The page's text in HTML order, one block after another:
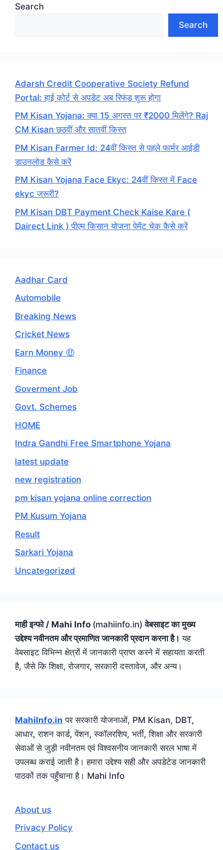
Search
Search
Adarsh Credit Cooperative Society Refund
Portal: हाई कोर्ट से अपडेट अब रिफंड शुरू होगा
PM Kisan Yojana: क्या 15 अगस्त पर ₹2000 मिलेंगे? Raj
CM Kisan छठवीं और सातवीं किस्त
PM Kisan Farmer Id: 24वीं किस्त से पहले फार्मर आईडी
डाउनलोड कैसे करें
PM Kisan Yojana Face Ekyc: 24वीं किस्त में Face
ekyc जरूरी?
PM Kisan DBT Payment Check Kaise Kare (
Dairect Link ) पीएम किसान योजना पेमेंट चेक कैसे करें
Aadhar Card
Automobile
Breaking News
Cricket News
Earn Money 🤑
Finance
Goverment Job
Govt. Schemes
HOME
Indra Gandhi Free Smartphone Yojana
latest update
new registration
pm kisan yojana online correction
PM Kusum Yojana
Result
Sarkari Yojana
Uncategorized
माही इन्फो / Mahi Info (mahiinfo.in)वेबसाइट का मुख्य
उद्देश्य नवीनतम और प्रमाणित जानकारी प्रदान करना है। यह
वेबसाइट विभिन्न क्षेत्रों में जानकारी प्राप्त करने में सहायता करती
है, जैसे कि शिक्षा, रोजगार, सरकारी दस्तावेज, और अन्य।
MahiInfo.in पर सरकारी योजनाओं, PM Kisan, DBT,
आधार, राशन कार्ड, पेंशन, स्कॉलरशिप, भर्ती, शिक्षा और सरकारी
सेवाओं से जुड़ी नवीनतम एवं विश्वसनीय जानकारी सरल भाषा में
उपलब्ध कराई जाती है। हमारा उद्देश्य सही और अपडेटेड जानकारी
पाठकों तक पहुँचाना है। Mahi Info
About us
Privacy Policy
Contact us